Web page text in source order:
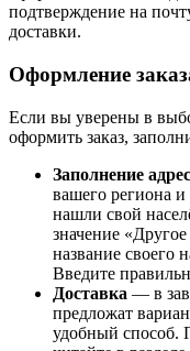
подтверждение на
доставки.
Оформление
Если вы уверены в
оформить заказ,
Заполнение
вашего региона
нашли свой
значение
название своего
Введите
Доставка — в
предложат
удобный способ.